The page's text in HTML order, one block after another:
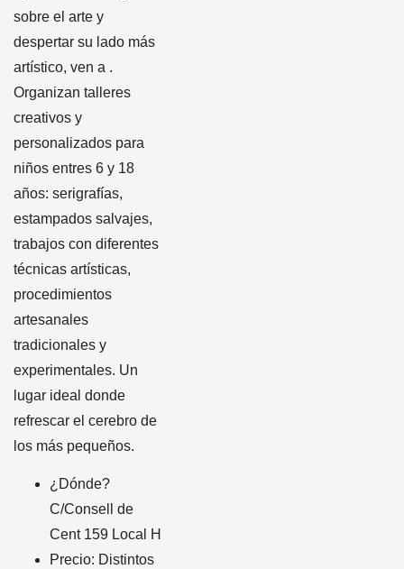
sobre el arte y
despertar su lado más
artístico, ven a .
Organizan talleres
creativos y
personalizados para
niños entres 6 y 18
años: serigrafías,
estampados salvajes,
trabajos con diferentes
técnicas artísticas,
procedimientos
artesanales
tradicionales y
experimentales. Un
lugar ideal donde
refrescar el cerebro de
los más pequeños.
¿Dónde?
C/Consell de
Cent 159 Local H
Precio: Distintos